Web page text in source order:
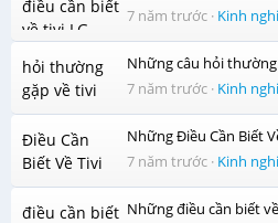
7 năm trước · Kinh
Những câu hỏi
7 năm trước · Kinh
Những Điều Cần Biết
7 năm trước · Kinh
Những điều cần biết